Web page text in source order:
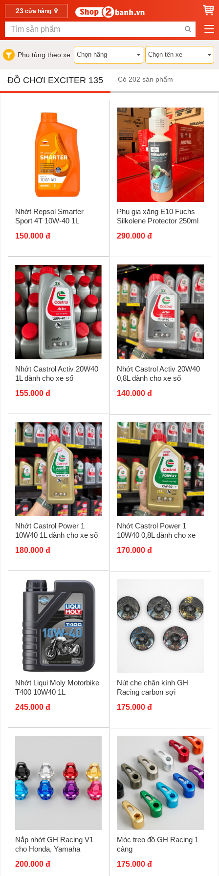
23cửa hàng
Phụ tùng theo xe
ĐỒ CHƠI EXCITER 135 Có 202 sản phẩm
Nhớt Repsol Smarter
Sport 4T 10W-40 1L
150.000 đ
Phụ gia xăng E10 Fuchs
Silkolene Protector 250ml
290.000 đ
Nhớt Castrol Activ 20W40
1L dành cho xe số
155.000 đ
Nhớt Castrol Activ 20W40
0,8L dành cho xe số
140.000 đ
Nhớt Castrol Power 1
10W40 1L dành cho xe số
180.000 đ
Nhớt Castrol Power 1
10W40 0,8L dành cho xe
170.000 đ
Nhớt Liqui Moly Motorbike
T400 10W40 1L
245.000 đ
Nút che chân kính GH
Racing carbon sợi
175.000 đ
Nắp nhớt GH Racing V1
cho Honda, Yamaha
200.000 đ
Móc treo đồ GH Racing 1
càng
175.000 đ